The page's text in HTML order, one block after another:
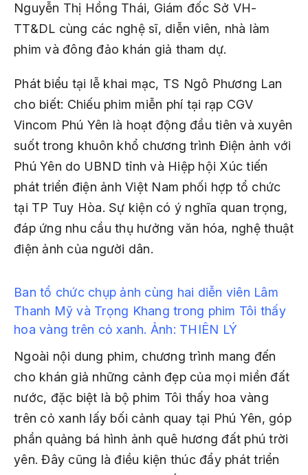
Nguyễn Thị Hồng Thái, Giám đốc Sở VH-
TT&DL cùng các nghệ sĩ, diễn viên, nhà làm
phim và đông đảo khán giả tham dự.
Phát biểu tại lễ khai mạc, TS Ngô Phương Lan
cho biết: Chiếu phim miễn phí tại rạp CGV
Vincom Phú Yên là hoạt động đầu tiên và xuyên
suốt trong khuôn khổ chương trình Điện ảnh với
Phú Yên do UBND tỉnh và Hiệp hội Xúc tiến
phát triển điện ảnh Việt Nam phối hợp tổ chức
tại TP Tuy Hòa. Sự kiện có ý nghĩa quan trọng,
đáp ứng nhu cầu thụ hưởng văn hóa, nghệ thuật
điện ảnh của người dân.
Ban tổ chức chụp ảnh cùng hai diễn viên Lâm
Thanh Mỹ và Trọng Khang trong phim Tôi thấy
hoa vàng trên cỏ xanh. Ảnh: THIÊN LÝ
Ngoài nội dung phim, chương trình mang đến
cho khán giả những cảnh đẹp của mọi miền đất
nước, đặc biệt là bộ phim Tôi thấy hoa vàng
trên cỏ xanh lấy bối cảnh quay tại Phú Yên, góp
phần quảng bá hình ảnh quê hương đất phú trời
yên. Đây cũng là điều kiện thúc đẩy phát triển